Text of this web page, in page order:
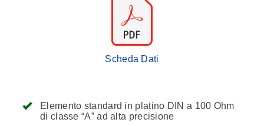
Elemento standard in platino DIN a 100 Ohm
di classe “A” ad alta precisione
Scheda Dati